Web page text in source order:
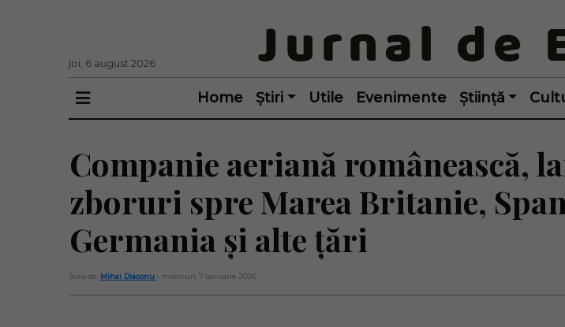
joi, 6 august 2026
Home Știri Utile Evenimente Știință
Companie aeriană românească,
zboruri spre Marea Britanie,
Germania și alte țări
Scris de: Mihai Diaconu - miercuri, 7 ianuarie 2026